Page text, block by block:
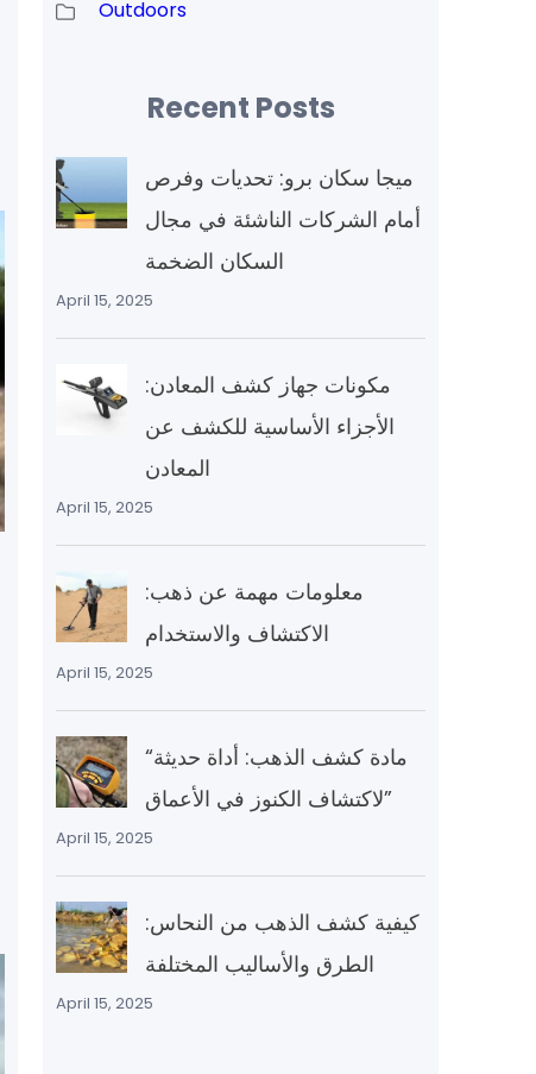
Outdoors
Recent Posts
ميجا سكان برو: تحديات وفرص
أمام الشركات الناشئة في مجال
السكان الضخمة
April 15, 2025
مكونات جهاز كشف المعادن:
الأجزاء الأساسية للكشف عن
المعادن
April 15, 2025
معلومات مهمة عن ذهب:
الاكتشاف والاستخدام
April 15, 2025
“مادة كشف الذهب: أداة حديثة
لاكتشاف الكنوز في الأعماق”
April 15, 2025
كيفية كشف الذهب من النحاس:
الطرق والأساليب المختلفة
April 15, 2025